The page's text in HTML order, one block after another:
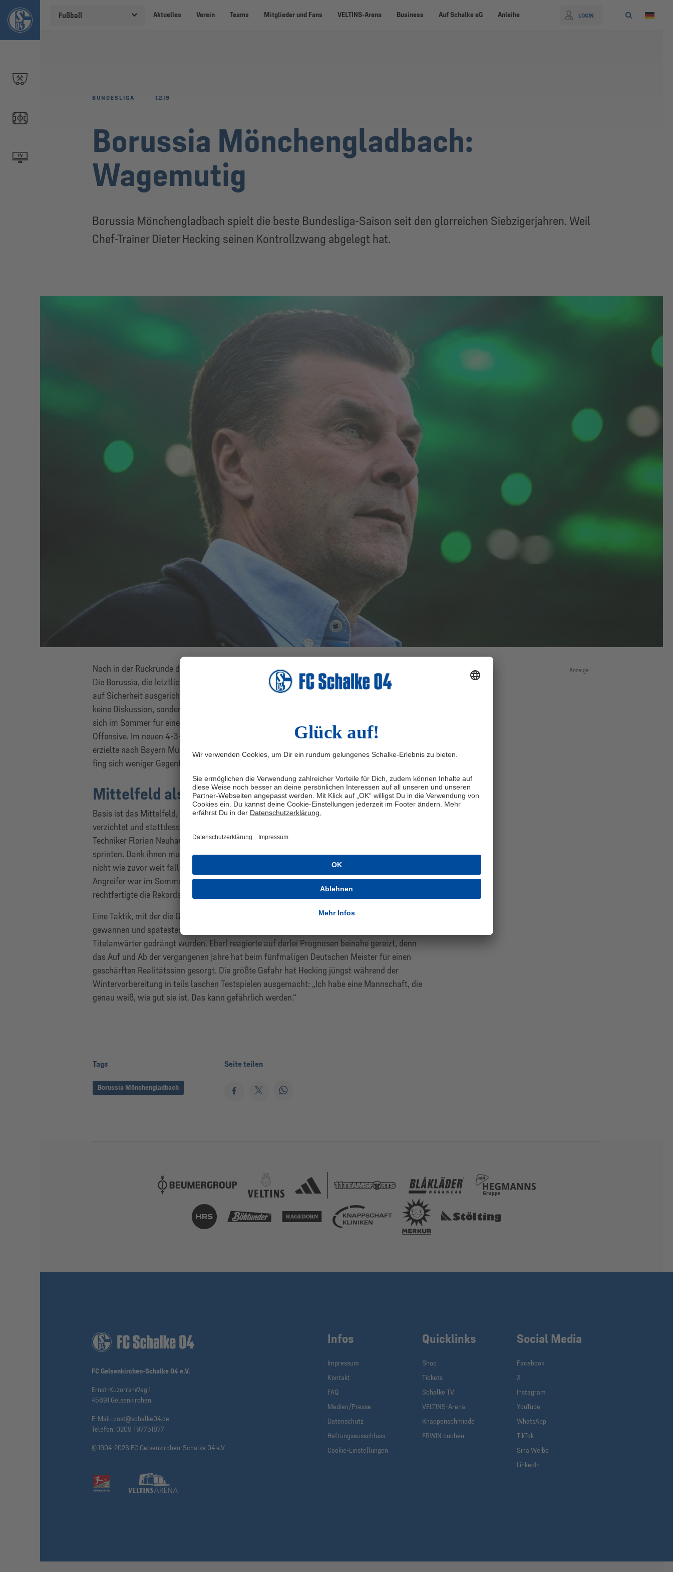
Fußball Aktuelles Verein Teams Mitglieder und Fans VELTINS-Arena Business Auf Schalke eG Anleihe LOGIN
Borussia Mönchengladbach:
Wagemutig
Borussia Mönchengladbach spielt die beste Bundesliga-Saison seit den glorreichen Siebzigerjahren. Weil
Chef-Trainer Dieter Hecking seinen Kontrollzwang abgelegt hat.
BUNDESLIGA 1.2.19
Noch in der Rückrunde der vergangenen Spielzeit stand der Coach unter Druck. Der Vorwurf:
Die Borussia, die letztlich als enttäuschter Neunter einlief, agiere ängstlich und ideenlos. Der
auf Sicherheit ausgerichtete Fußball vergraule die Fans. Doch Manager Max Eberl erlaubte
keine Diskussion, sondern vertraute dem Gespür des erfahrenen Hecking. Dieser entschied
sich im Sommer für einen Kurswechsel und wagte gegen den Bundesliga-Trend mehr
Offensive. Im neuen 4-3-3 stimmt nun die Balance zwischen Abwehr und Angriff. Gladbach
erzielte nach Bayern München und Borussia Dortmund die meisten Tore, keine Mannschaft
fing sich weniger Gegentreffer.
Mittelfeld als Prunkstück
Basis ist das Mittelfeld, in dem Hecking oft auf einen rein defensiv ausgerichteten Akteur
verzichtet und stattdessen den umsichtigen Sechser Tobias Strobl sowie die schnellen
Techniker Florian Neuhaus und Jonas Hofmann einsetzt, die im Umschaltspiel in jede Lücke
sprinten. Dank ihnen muss sich der mittlerweile europaweit umworbene Thorgan Hazard
nicht wie zuvor weit fallen lassen, sondern agiert beinahe auf Höhe von Alassane Plea. Der
Angreifer war im Sommer 2018 vom OGC Nizza an den Niederrhein gewechselt und
rechtfertigte die Rekordablöse von 23 Millionen Euro mit bislang zehn Saisontoren.
Eine Taktik, mit der die Gladbacher in der Hinrunde als einzige Mannschaft alle Heimspiele
gewannen und spätestens nach dem 3:0-Erfolg in München sogar in die Riege der
Titelanwärter gedrängt wurden. Eberl reagierte auf derlei Prognosen beinahe gereizt, denn
das Auf und Ab der vergangenen Jahre hat beim fünfmaligen Deutschen Meister für einen
geschärften Realitätssinn gesorgt. Die größte Gefahr hat Hecking jüngst während der
Wintervorbereitung in teils laschen Testspielen ausgemacht: „Ich habe eine Mannschaft, die
genau weiß, wie gut sie ist. Das kann gefährlich werden.“
Anzeige
Tags
Borussia Mönchengladbach
Seite teilen
FC Gelsenkirchen-Schalke 04 e.V.
Ernst-Kuzorra-Weg 1
45891 Gelsenkirchen
E-Mail: post@schalke04.de
Telefon: 0209 | 97751877
© 1904-2026 FC Gelsenkirchen-Schalke 04 e.V.
Infos
Impressum
Kontakt
FAQ
Medien/Presse
Datenschutz
Haftungsausschluss
Cookie-Einstellungen
Quicklinks
Shop
Tickets
Schalke TV
VELTINS-Arena
Knappenschmiede
ERWIN buchen
Social Media
Facebook
X
Instagram
YouTube
WhatsApp
TikTok
Sina Weibo
LinkedIn